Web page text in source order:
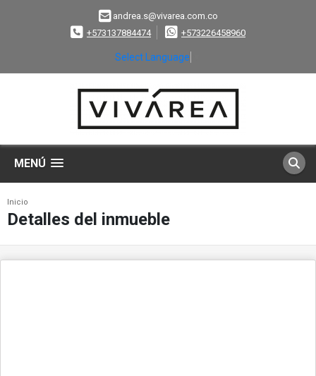
andrea.s@vivarea.com.co
+573137884474
+573226458960
Select Language
MENÚ
Inicio
Detalles del inmueble